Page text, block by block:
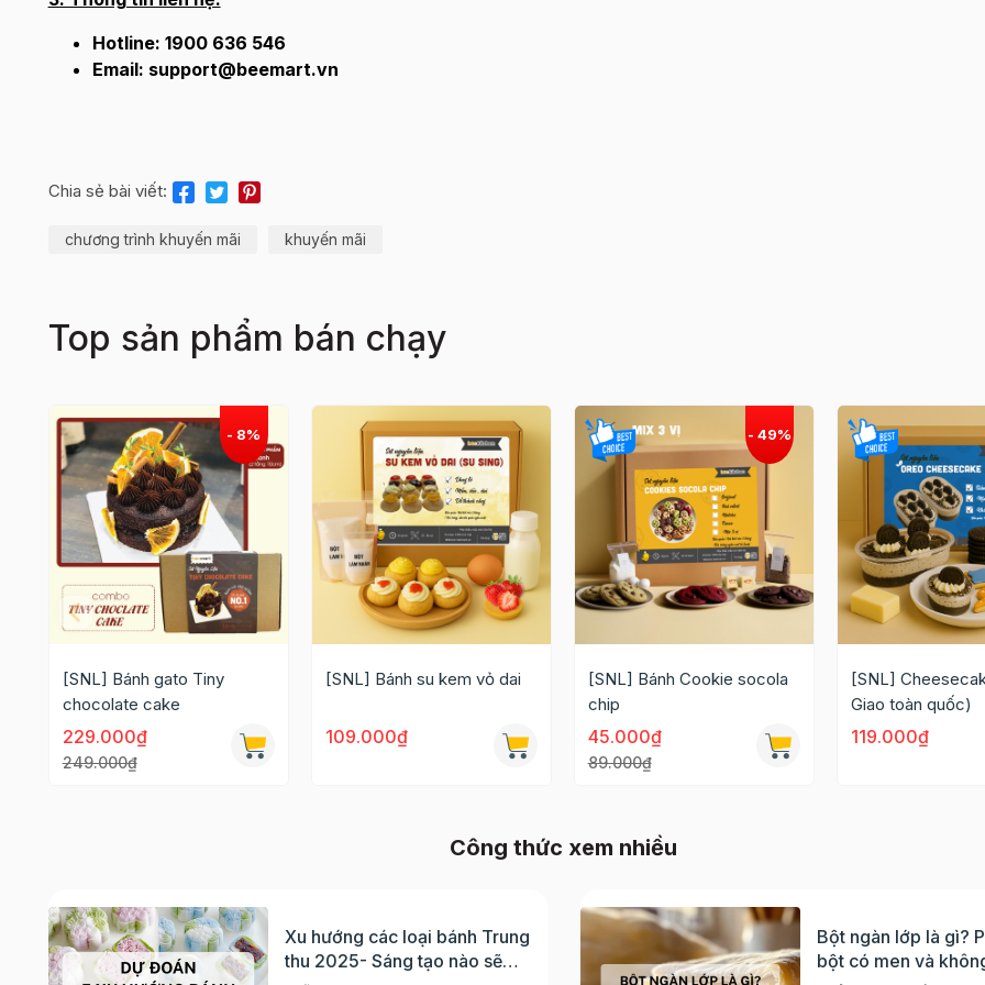
Hotline: 1900 636 546
Email: support@beemart.vn
Chia sẻ bài viết:
chương trình khuyến mãi khuyến mãi
Top sản phẩm bán chạy
[SNL] Bánh gato Tiny
chocolate cake
229.000₫
249.000₫
[SNL] Bánh su kem vỏ dai
109.000₫
[SNL] Bánh Cookie socola
chip
45.000₫
89.000₫
[SNL]
Giao toàn quốc)
119.000₫
Công thức xem nhiều
Xu hướng các loại bánh Trung
thu 2025- Sáng tạo nào sẽ
Bột ngàn lớp là gì?
bột có men và